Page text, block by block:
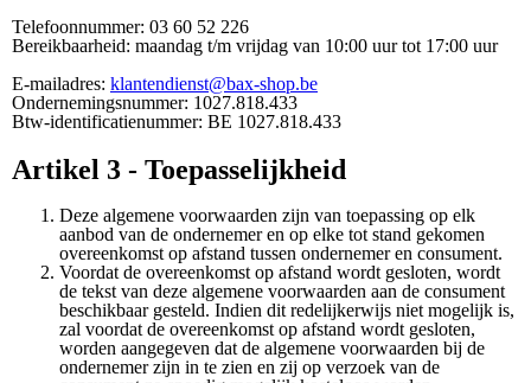
Telefoonnummer: 03 60 52 226
Bereikbaarheid: maandag t/m vrijdag van 10:00 uur tot 17:00 uur
E-mailadres: klantendienst@bax-shop.be
Ondernemingsnummer: 1027.818.433
Btw-identificatienummer: BE 1027.818.433
Artikel 3 - Toepasselijkheid
Deze algemene voorwaarden zijn van toepassing op elk
aanbod van de ondernemer en op elke tot stand gekomen
overeenkomst op afstand tussen ondernemer en consument.
Voordat de overeenkomst op afstand wordt gesloten, wordt
de tekst van deze algemene voorwaarden aan de consument
beschikbaar gesteld. Indien dit redelijkerwijs niet mogelijk is,
zal voordat de overeenkomst op afstand wordt gesloten,
worden aangegeven dat de algemene voorwaarden bij de
ondernemer zijn in te zien en zij op verzoek van de